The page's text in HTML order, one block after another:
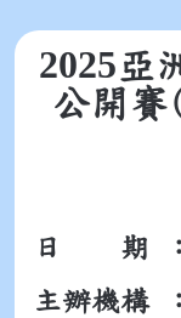
2025 亞
公開賽
日 期 ：
主辦機構 ：